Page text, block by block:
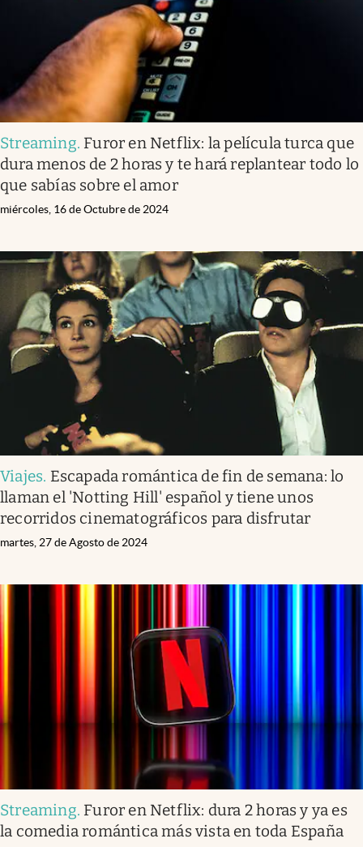
Streaming. Furor en Netflix: la película turca que
dura menos de 2 horas y te hará replantear todo lo
que sabías sobre el amor
miércoles, 16 de Octubre de 2024
Viajes. Escapada romántica de fin de semana: lo
llaman el 'Notting Hill' español y tiene unos
recorridos cinematográficos para disfrutar
martes, 27 de Agosto de 2024
Streaming. Furor en Netflix: dura 2 horas y ya es
la comedia romántica más vista en toda España